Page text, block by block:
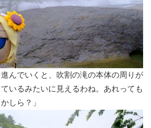
んでいくと、吹割の滝の本体の周りが
いるみたいに見えるわね。あれっても
しら？」